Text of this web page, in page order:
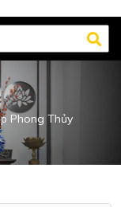
Phong Thủy